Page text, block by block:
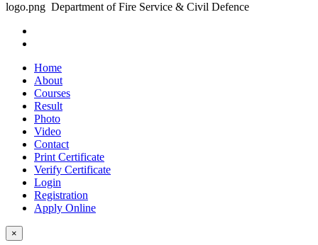
Department of Fire Service & Civil Defence
Home
About
Courses
Result
Photo
Video
Contact
Print Certificate
Verify Certificate
Login
Registration
Apply Online
×